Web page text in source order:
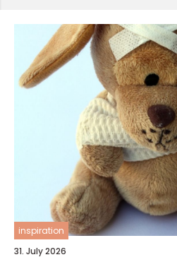
inspiration
31. July 2026